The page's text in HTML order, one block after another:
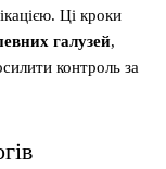
Ці кроки
галузей,
контроль за